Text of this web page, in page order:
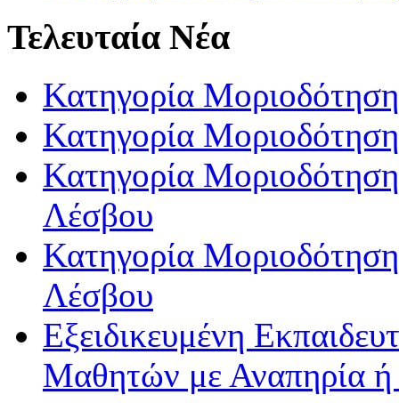
Τελευταία Νέα
Κατηγορία
Κατηγορία
Κατηγορία
Λέσβου
Κατηγορία
Λέσβου
Εξειδικευμένη
Μαθητών με Αναπηρία ή /